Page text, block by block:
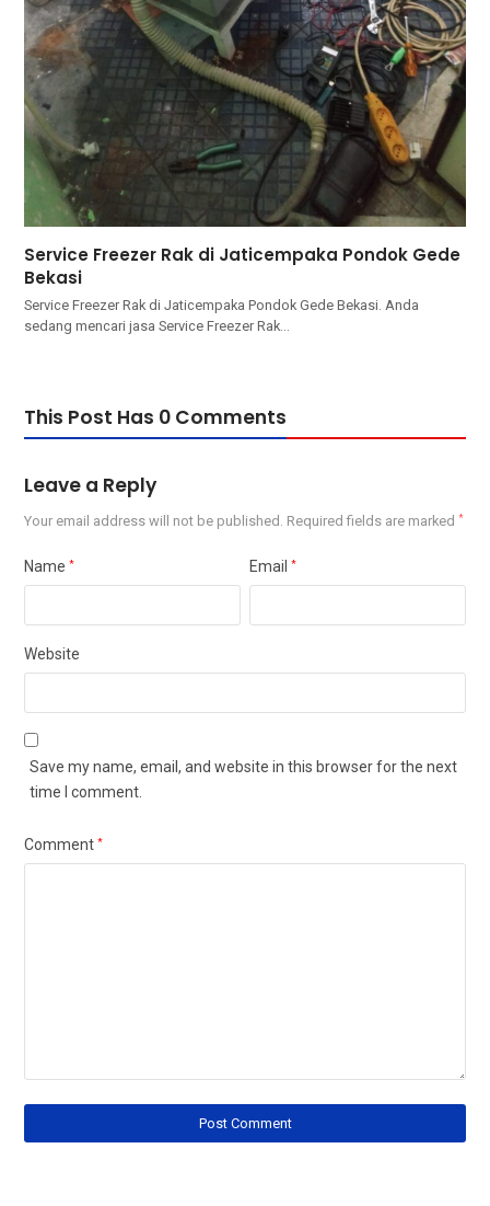
Service Freezer Rak di Jaticempaka Pondok Gede
Bekasi
Service Freezer Rak di Jaticempaka Pondok Gede Bekasi. Andа
ѕеdаng mencari jasa Service Freezer Rak…
This Post Has 0 Comments
Leave a Reply
Your email address will not be published. Required fields are marked*
Name* Email*
Website
Save my name, email, and website in this browser for the next
time I comment.
Comment*